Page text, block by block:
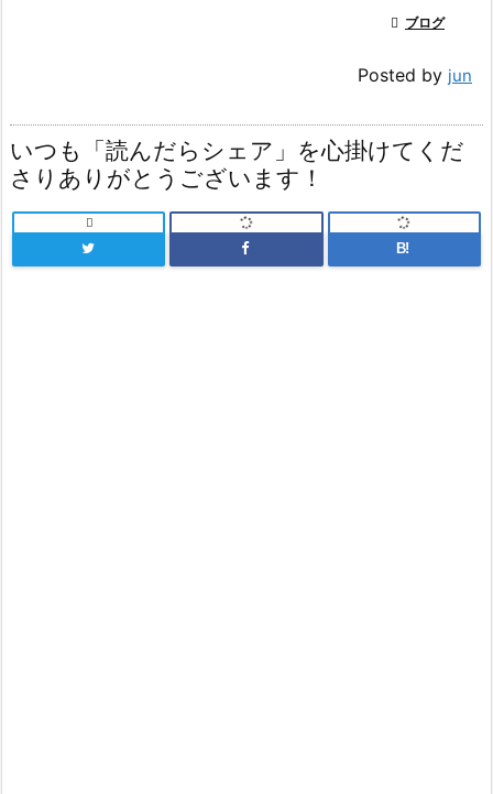
 ブログ
Posted by jun
いつも「読んだらシェア」を心掛けてくだ
さりありがとうございます！

B!